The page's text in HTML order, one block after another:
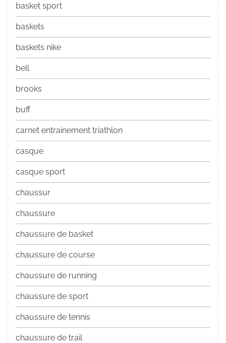
basket sport
baskets
baskets nike
bell
brooks
buff
carnet entrainement triathlon
casque
casque sport
chaussur
chaussure
chaussure de basket
chaussure de course
chaussure de running
chaussure de sport
chaussure de tennis
chaussure de trail